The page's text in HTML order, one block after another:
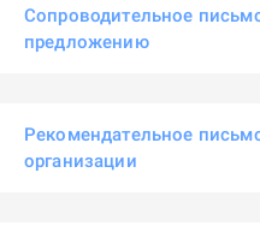
Сопроводительное
предложению
Рекомендательное
организации